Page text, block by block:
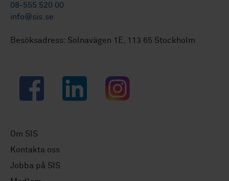
08-555 520 00
info@sis.se
Besöksadress: Solnavägen 1E, 113 65 Stockholm
Facebook LinkedIn Instagram
Om SIS
Kontakta oss
Jobba på SIS